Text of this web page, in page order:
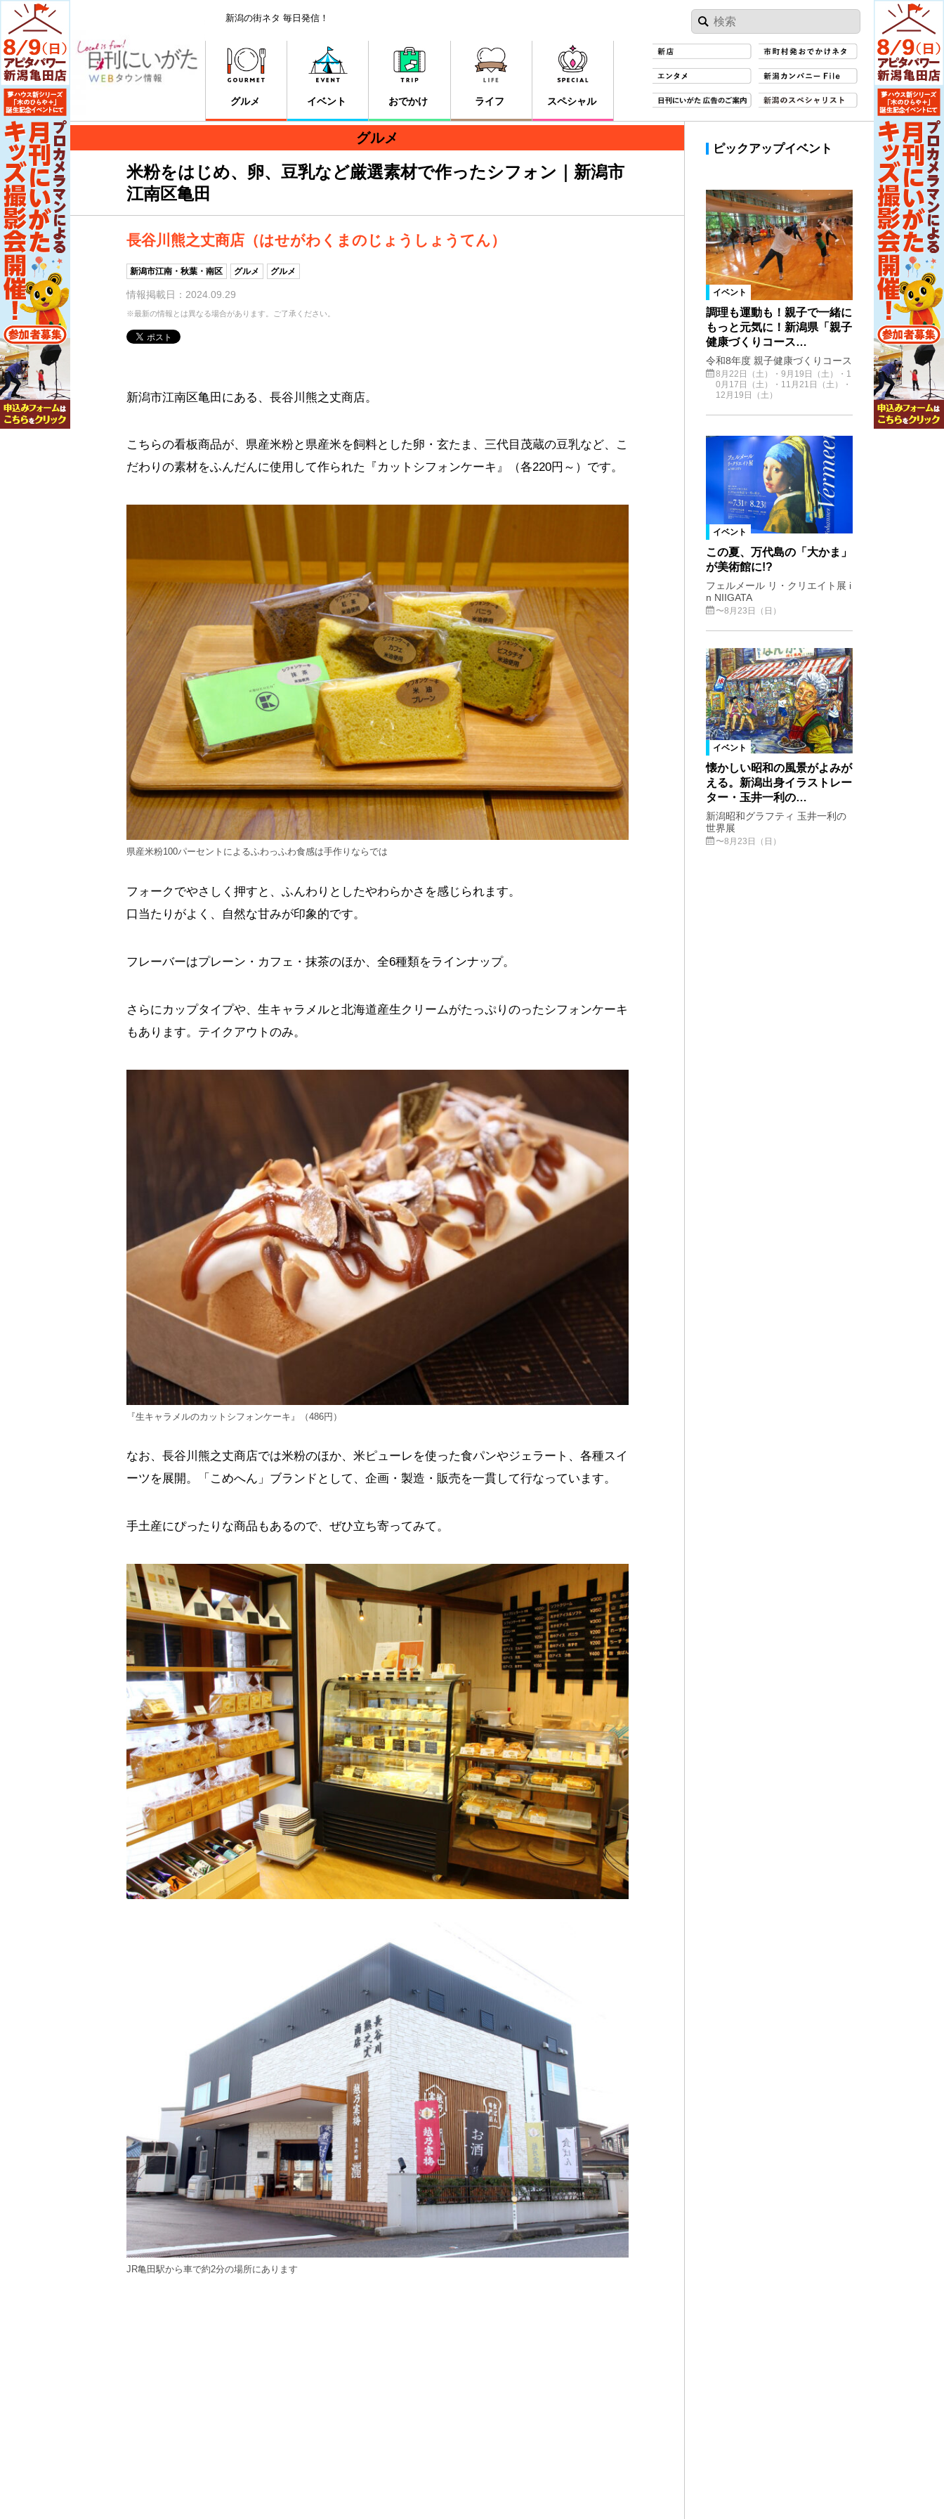
新潟の街ネタ 毎日発信！
グルメ イベント おでかけ ライフ スペシャル
グルメ
米粉をはじめ、卵、豆乳など厳選素材で作ったシフォン｜新潟市
江南区亀田
長谷川熊之丈商店（はせがわくまのじょうしょうてん）
新潟市江南・秋葉・南区 グルメ グルメ
情報掲載日：2024.09.29
※最新の情報とは異なる場合があります。ご了承ください。
新潟市江南区亀田にある、長谷川熊之丈商店。
こちらの看板商品が、県産米粉と県産米を飼料とした卵・玄たま、三代目茂蔵の豆乳など、こ
だわりの素材をふんだんに使用して作られた『カットシフォンケーキ』（各220円～）です。
県産米粉100パーセントによるふわっふわ食感は手作りならでは
フォークでやさしく押すと、ふんわりとしたやわらかさを感じられます。
口当たりがよく、自然な甘みが印象的です。
フレーバーはプレーン・カフェ・抹茶のほか、全6種類をラインナップ。
さらにカップタイプや、生キャラメルと北海道産生クリームがたっぷりのったシフォンケーキ
もあります。テイクアウトのみ。
『生キャラメルのカットシフォンケーキ』（486円）
なお、長谷川熊之丈商店では米粉のほか、米ピューレを使った食パンやジェラート、各種スイ
ーツを展開。「こめへん」ブランドとして、企画・製造・販売を一貫して行なっています。
手土産にぴったりな商品もあるので、ぜひ立ち寄ってみて。
JR亀田駅から車で約2分の場所にあります
ピックアップイベント
イベント
調理も運動も！親子で一緒に
もっと元気に！新潟県「親子
健康づくりコース…
令和8年度 親子健康づくりコース
8月22日（土）・9月19日（土）・1
0月17日（土）・11月21日（土）・
12月19日（土）
イベント
この夏、万代島の「大かま」
が美術館に!?
フェルメール リ・クリエイト展 i
n NIIGATA
〜8月23日（日）
イベント
懐かしい昭和の風景がよみが
える。新潟出身イラストレー
ター・玉井一利の…
新潟昭和グラフティ 玉井一利の
世界展
〜8月23日（日）